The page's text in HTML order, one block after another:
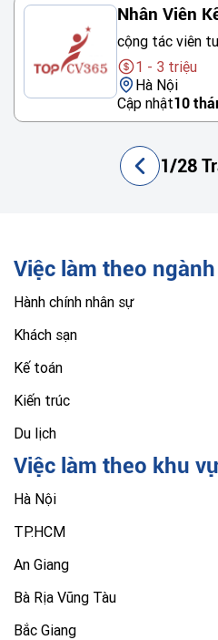
Nhân Viên
cộng tác viên
1 - 3 triệu
Hà Nội
Cập nhật10
1/28
Việc làm theo
Hành chính nhân sự
Khách sạn
Kế toán
Kiến trúc
Du lịch
Việc làm theo khu
Hà Nội
TP.HCM
An Giang
Bà Rịa Vũng Tàu
Bắc Giang